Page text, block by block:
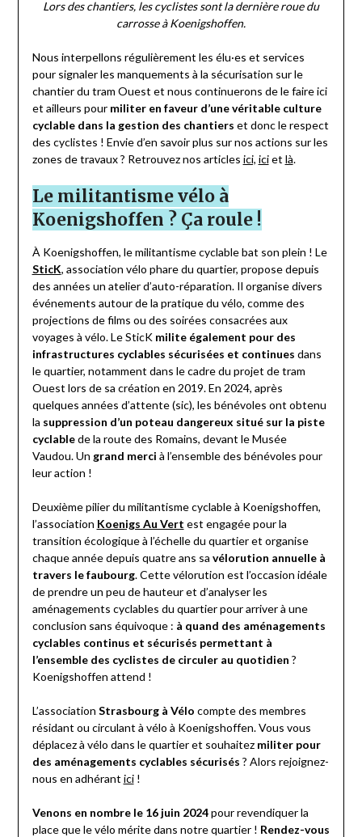
Lors des chantiers, les cyclistes sont la dernière roue du
carrosse à Koenigshoffen.
Nous interpellons régulièrement les élu·es et services
pour signaler les manquements à la sécurisation sur le
chantier du tram Ouest et nous continuerons de le faire ici
et ailleurs pour militer en faveur d’une véritable culture
cyclable dans la gestion des chantiers et donc le respect
des cyclistes ! Envie d’en savoir plus sur nos actions sur les
zones de travaux ? Retrouvez nos articles ici, iciet là.
Le militantisme vélo à
Koenigshoffen ? Ça roule !
À Koenigshoffen, le militantisme cyclable bat son plein ! Le
SticK, association vélo phare du quartier, propose depuis
des années un atelier d’auto-réparation. Il organise divers
événements autour de la pratique du vélo, comme des
projections de films ou des soirées consacrées aux
voyages à vélo. Le SticK milite également pour des
infrastructures cyclables sécurisées et continues dans
le quartier, notamment dans le cadre du projet de tram
Ouest lors de sa création en 2019. En 2024, après
quelques années d’attente (sic), les bénévoles ont obtenu
la suppression d’un poteau dangereux situé sur la piste
cyclablede la route des Romains, devant le Musée
Vaudou. Un grand merci à l’ensemble des bénévoles pour
leur action !
Deuxième pilier du militantisme cyclable à Koenigshoffen,
l’association Koenigs Au Vert est engagée pour la
transition écologique à l’échelle du quartier et organise
chaque année depuis quatre ans sa vélorution annuelle à
travers le faubourg. Cette vélorution est l’occasion idéale
de prendre un peu de hauteur et d’analyser les
aménagements cyclables du quartier pour arriver à une
conclusion sans équivoque : à quand des aménagements
cyclables continus et sécurisés permettant à
l’ensemble des cyclistes de circuler au quotidien ?
Koenigshoffen attend !
L’association Strasbourg à Vélo compte des membres
résidant ou circulant à vélo à Koenigshoffen. Vous vous
déplacez à vélo dans le quartier et souhaitezmiliter pour
des aménagements cyclables sécurisés ? Alors rejoignez-
nous en adhérant ici!
Venons en nombre le 16 juin 2024pour revendiquer la
place que le vélo mérite dans notre quartier ! Rendez-vous